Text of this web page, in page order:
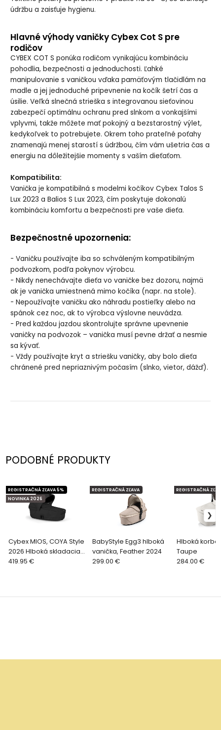
údržbu a zaisťuje hygienu.
Hlavné výhody vaničky Cybex Cot S pre
rodičov
CYBEX COT S ponúka rodičom vynikajúcu kombináciu
pohodlia, bezpečnosti a jednoduchosti. Ľahké
manipulovanie s vaničkou vďaka pamäťovým tlačidlám na
madle a jej jednoduché pripevnenie na kočík šetrí čas a
úsilie. Veľká slnečná strieška s integrovanou sieťovinou
zabezpečí optimálnu ochranu pred slnkom a vonkajšími
vplyvmi, takže môžete mať pokojný a bezstarostný výlet,
kedykoľvek to potrebujete. Okrem toho prateľné poťahy
znamenajú menej starostí s údržbou, čím vám ušetria čas a
energiu na dôležitejšie momenty s vaším dieťaťom.
Kompatibilita:
Vanička je kompatibilná s modelmi kočíkov Cybex Talos S
Lux 2023 a Balios S Lux 2023, čím poskytuje dokonalú
kombináciu komfortu a bezpečnosti pre vaše dieťa.
Bezpečnostné upozornenia:
- Vaničku používajte iba so schváleným kompatibilným
podvozkom, podľa pokynov výrobcu.
- Nikdy nenechávajte dieťa vo vaničke bez dozoru, najmä
ak je vanička umiestnená mimo kočíka (napr. na stole).
- Nepoužívajte vaničku ako náhradu postieľky alebo na
spánok cez noc, ak to výrobca výslovne neuvádza.
- Pred každou jazdou skontrolujte správne upevnenie
vaničky na podvozok – vanička musí pevne držať a nesmie
sa kývať.
- Vždy používajte kryt a striešku vaničky, aby bolo dieťa
chránené pred nepriaznivým počasím (slnko, vietor, dážď).
PODOBNÉ PRODUKTY
Cybex MIOS, COYA Style
2026 Hlboká skladacia
vanička - Sepia Black
REGISTRAČNÁ ZĽAVA 5%
NOVINKA 2026
419.95 €
BabyStyle Egg3 hlboká
vanička, Feather 2024
REGISTRAČNÁ ZĽAVA
299.00 €
Hlboká korba
Taupe
REGISTRAČNÁ
284.00 €